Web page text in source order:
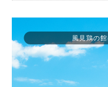
風見鶏の